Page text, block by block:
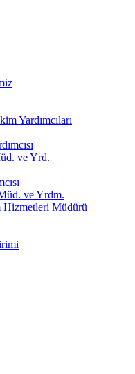
Yardımcıları
ve Yrd.
ve Yrdm.
Hizmetleri Müdürü